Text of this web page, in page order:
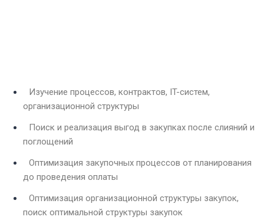
Изучение процессов, контрактов, IT-систем,
организационной структуры
Поиск и реализация выгод в закупках после слияний и
поглощений
Оптимизация закупочных процессов от планирования
до проведения оплаты
Оптимизация организационной структуры закупок,
поиск оптимальной структуры закупок